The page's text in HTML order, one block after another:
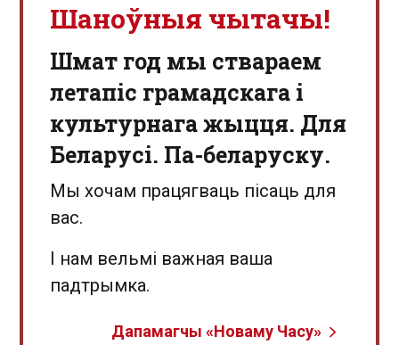
Шаноўныя чытачы!
Шмат год мы ствараем
летапіс грамадскага і
культурнага жыцця. Для
Беларусі. Па-беларуску.
Мы хочам працягваць пісаць для
вас.
І нам вельмі важная ваша
падтрымка.
Дапамагчы «Новаму Часу»